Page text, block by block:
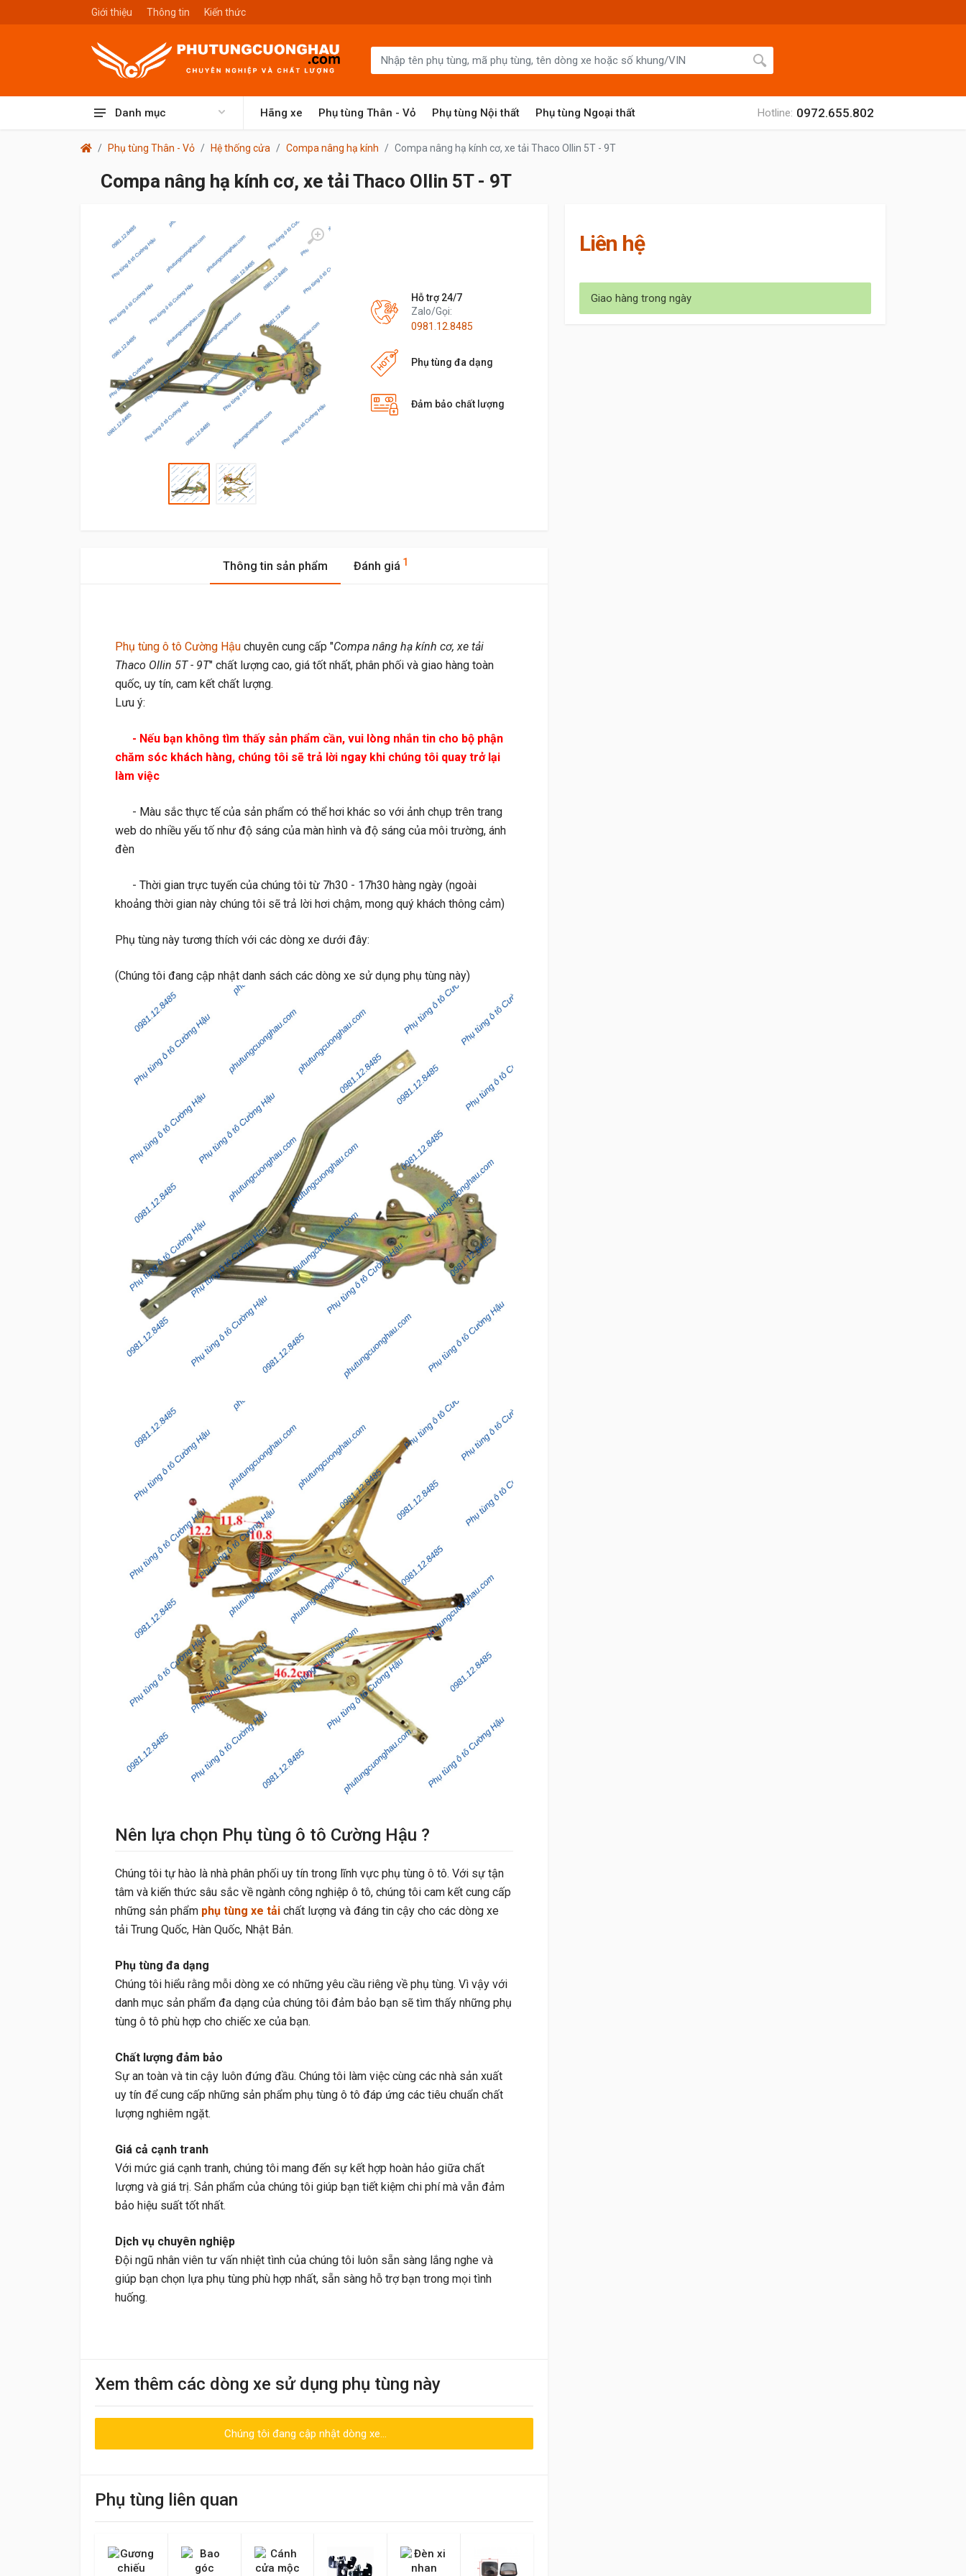
Giới thiệu Thông tin Kiến thức
Danh mục Hãng xe Phụ tùng Thân - Vỏ Phụ tùng Nội thất Phụ tùng Ngoại thất Hotline: 0972.655.802
Phụ tùng Thân - Vỏ Hệ thống cửa Compa nâng hạ kính Compa nâng hạ kính cơ, xe tải Thaco Ollin 5T - 9T
Compa nâng hạ kính cơ, xe tải Thaco Ollin 5T - 9T
Hỗ trợ 24/7
Zalo/Gọi:
0981.12.8485
Phụ tùng đa dạng
Đảm bảo chất lượng
Liên hệ
Giao hàng trong ngày
Thông tin sản phẩm Đánh giá 1
Phụ tùng ô tô Cường Hậu chuyên cung cấp "Compa nâng hạ kính cơ, xe tải
Thaco Ollin 5T - 9T" chất lượng cao, giá tốt nhất, phân phối và giao hàng toàn
quốc, uy tín, cam kết chất lượng.
Lưu ý:
- Nếu bạn không tìm thấy sản phẩm cần, vui lòng nhắn tin cho bộ phận
chăm sóc khách hàng, chúng tôi sẽ trả lời ngay khi chúng tôi quay trở lại
làm việc
- Màu sắc thực tế của sản phẩm có thể hơi khác so với ảnh chụp trên trang
web do nhiều yếu tố như độ sáng của màn hình và độ sáng của môi trường, ánh
đèn
- Thời gian trực tuyến của chúng tôi từ 7h30 - 17h30 hàng ngày (ngoài
khoảng thời gian này chúng tôi sẽ trả lời hơi chậm, mong quý khách thông cảm)
Phụ tùng này tương thích với các dòng xe dưới đây:
(Chúng tôi đang cập nhật danh sách các dòng xe sử dụng phụ tùng này)
Nên lựa chọn Phụ tùng ô tô Cường Hậu ?
Chúng tôi tự hào là nhà phân phối uy tín trong lĩnh vực phụ tùng ô tô. Với sự tận
tâm và kiến thức sâu sắc về ngành công nghiệp ô tô, chúng tôi cam kết cung cấp
những sản phẩm phụ tùng xe tải chất lượng và đáng tin cậy cho các dòng xe
tải Trung Quốc, Hàn Quốc, Nhật Bản.
Phụ tùng đa dạng
Chúng tôi hiểu rằng mỗi dòng xe có những yêu cầu riêng về phụ tùng. Vì vậy với
danh mục sản phẩm đa dạng của chúng tôi đảm bảo bạn sẽ tìm thấy những phụ
tùng ô tô phù hợp cho chiếc xe của bạn.
Chất lượng đảm bảo
Sự an toàn và tin cậy luôn đứng đầu. Chúng tôi làm việc cùng các nhà sản xuất
uy tín để cung cấp những sản phẩm phụ tùng ô tô đáp ứng các tiêu chuẩn chất
lượng nghiêm ngặt.
Giá cả cạnh tranh
Với mức giá cạnh tranh, chúng tôi mang đến sự kết hợp hoàn hảo giữa chất
lượng và giá trị. Sản phẩm của chúng tôi giúp bạn tiết kiệm chi phí mà vẫn đảm
bảo hiệu suất tốt nhất.
Dịch vụ chuyên nghiệp
Đội ngũ nhân viên tư vấn nhiệt tình của chúng tôi luôn sẵn sàng lắng nghe và
giúp bạn chọn lựa phụ tùng phù hợp nhất, sẵn sàng hỗ trợ bạn trong mọi tình
huống.
09:30 20/06/2023
Nhân viên nhiệt tình, giao hàng nhanh
Viết đánh giá
Điểm đánh giá Tên của bạn
Nội dung
Xem thêm các dòng xe sử dụng phụ tùng này
Chúng tôi đang cập nhật dòng xe...
Phụ tùng liên quan